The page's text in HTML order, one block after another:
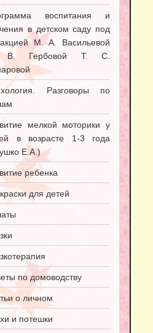
воспитания и
в детском саду под
М. А. Васильевой
Гербовой Т. С.
Разговоры по
мелкой моторики у
в возрасте 1-3 года
Е.А.)
ребенка
для детей
по домоводству
о личном
и потешки